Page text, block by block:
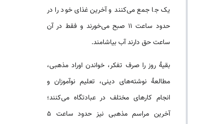
یک جا جمع می‌کنند و آخرین غذای خود را در
حدود ساعت ۱۱ صبح می‌خورند و فقط در آن
ساعت حق دارند آب بیاشامند.
بقیهٔ روز را صرف تفکر، خواندن اوراد مذهبی،
مطالعهٔ نوشته‌های دینی، تعلیم نوآموزان و
انجام کارهای مختلف در عبادتگاه می‌کنند؛
آخرین مراسم مذهبی نیز حدود ساعت ۵